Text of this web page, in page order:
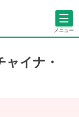
メニュー
イナ・